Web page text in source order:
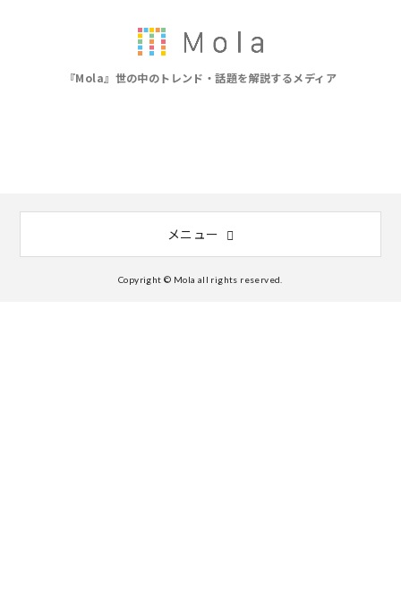
『Mola』世の中のトレンド・話題を解説するメディア
メニュー
Copyright © Mola all rights reserved.